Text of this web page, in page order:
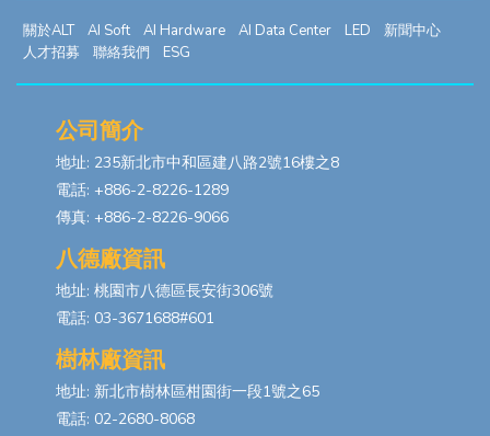
關於ALT AI Soft AI Hardware AI Data Center LED
新聞中心
人才招募
聯絡我們 ESG
公司簡介
地址: 235新北市中和區建八路2號16樓之8
電話: +886-2-8226-1289
傳真: +886-2-8226-9066
八德廠資訊
地址: 桃園市八德區長安街306號
電話: 03-3671688#601
樹林廠資訊
地址: 新北市樹林區柑園街一段1號之65
電話: 02-2680-8068